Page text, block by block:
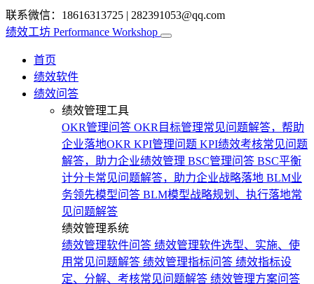
联系微信：18616313725 | 282391053@qq.com
绩效工坊 Performance Workshop
首页
绩效软件
绩效问答
绩效管理工具
OKR管理问答 OKR目标管理常见问题解答，帮助
企业落地OKR KPI管理问题 KPI绩效考核常见问题
解答，助力企业绩效管理 BSC管理问答 BSC平衡
计分卡常见问题解答，助力企业战略落地 BLM业
务领先模型问答 BLM模型战略规划、执行落地常
见问题解答
绩效管理系统
绩效管理软件问答 绩效管理软件选型、实施、使
用常见问题解答 绩效管理指标问答 绩效指标设
定、分解、考核常见问题解答 绩效管理方案问答